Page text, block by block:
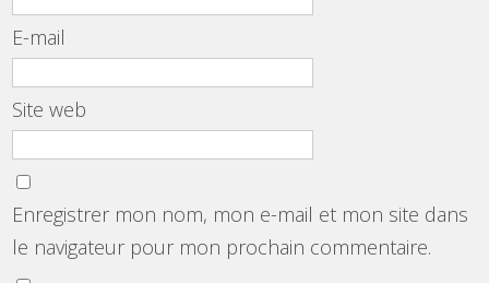
E-mail
Site web
Enregistrer mon nom, mon e-mail et mon site dans
le navigateur pour mon prochain commentaire.